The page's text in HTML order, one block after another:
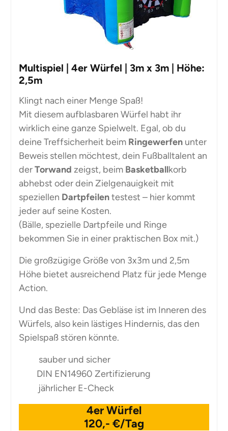
Multispiel | 4er Würfel | 3m x 3m | Höhe:
2,5m
Klingt nach einer Menge Spaß!
Mit diesem aufblasbaren Würfel habt ihr
wirklich eine ganze Spielwelt. Egal, ob du
deine Treffsicherheit beim Ringewerfenunter
Beweis stellen möchtest, dein Fußballtalent an
derTorwand zeigst, beim Basketballkorb
abhebst oder dein Zielgenauigkeit mit
speziellen Dartpfeilentestest – hier kommt
jeder auf seine Kosten.
(Bälle, spezielle Dartpfeile und Ringe
bekommen Sie in einer praktischen Box mit.)
Die großzügige Größe von 3x3m und 2,5m
Höhe bietet ausreichend Platz für jede Menge
Action.
Und das Beste: Das Gebläse ist im Inneren des
Würfels, also kein lästiges Hindernis, das den
Spielspaß stören könnte.
sauber und sicher
DIN EN14960 Zertifizierung
jährlicher E-Check
4er Würfel
120,- €/Tag